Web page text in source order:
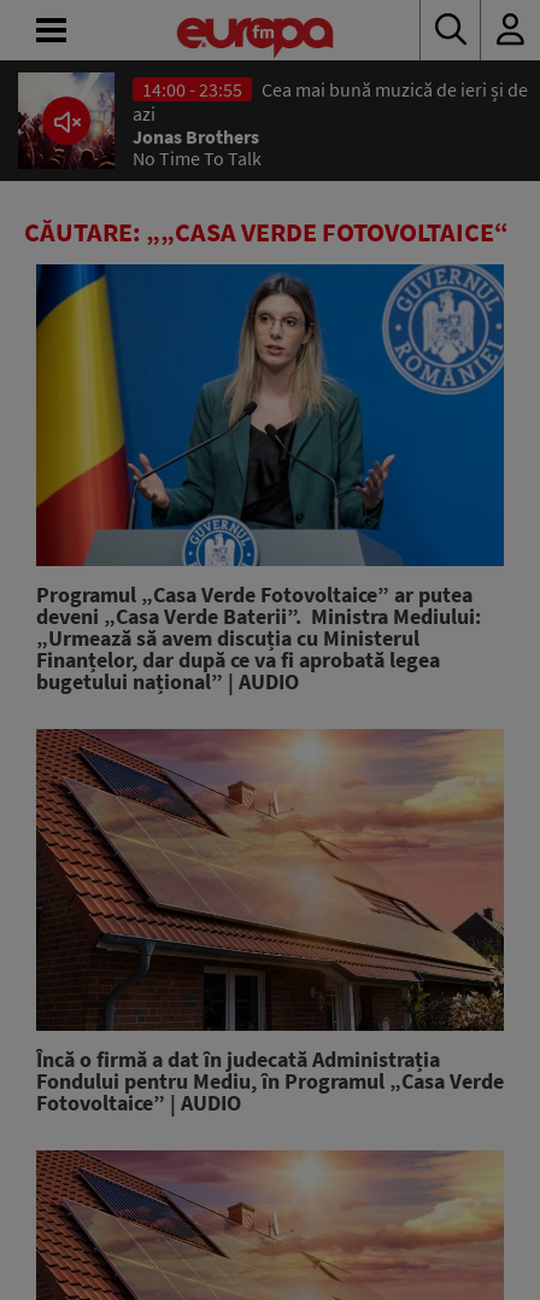
14:00 - 23:55
Cea mai bună muzică de ieri și de
azi
Jonas Brothers
No Time To Talk
CĂUTARE: „„CASA VERDE FOTOVOLTAICE“
Programul „Casa Verde Fotovoltaice” ar putea
deveni „Casa Verde Baterii”. Ministra Mediului:
„Urmează să avem discuția cu Ministerul
Finanțelor, dar după ce va fi aprobată legea
bugetului național” | AUDIO
Încă o firmă a dat în judecată Administrația
Fondului pentru Mediu, în Programul „Casa Verde
Fotovoltaice” | AUDIO
ACASĂ
ȘTIRI
RADIO
CONCURSURI
PODCAST
ASCULTĂ